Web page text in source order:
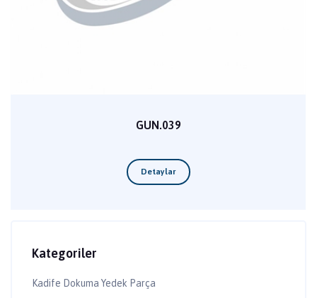
GUN.039
Detaylar
Kategoriler
Kadife Dokuma Yedek Parça